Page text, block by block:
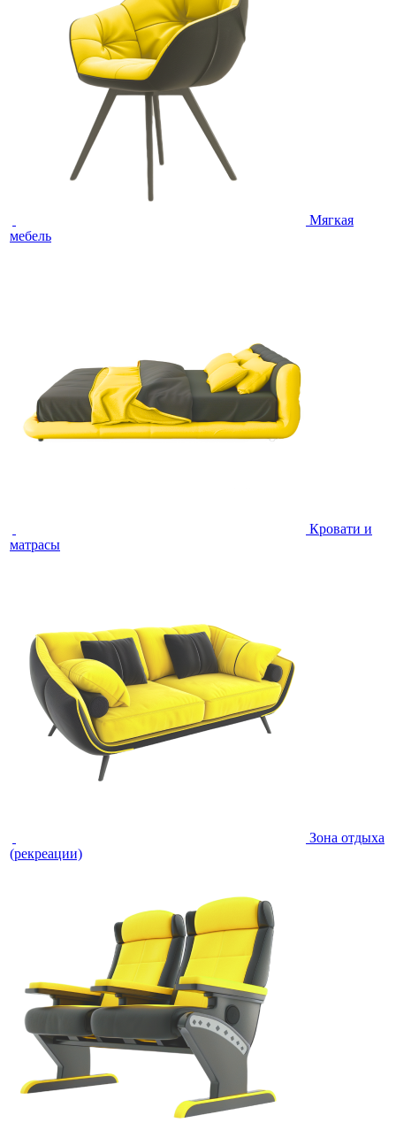
Мягкая
мебель
Кровати и
матрасы
Зона отдыха
(рекреации)